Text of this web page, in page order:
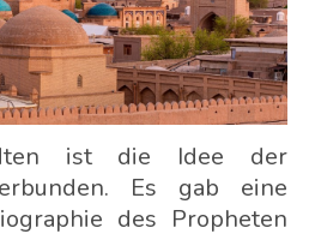
ist die Idee der
Es gab eine
des Propheten